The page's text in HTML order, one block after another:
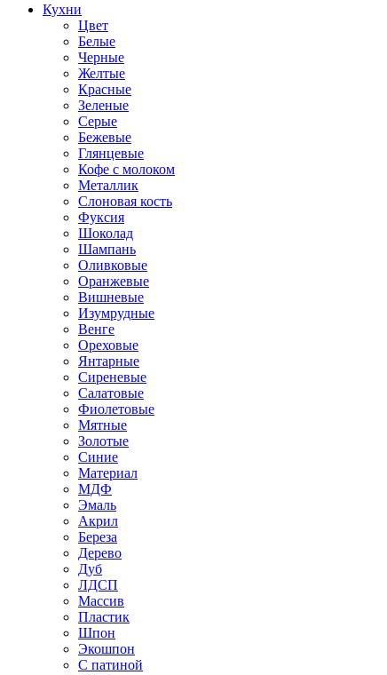
Кухни
Цвет
Белые
Черные
Желтые
Красные
Зеленые
Серые
Бежевые
Глянцевые
Кофе с молоком
Металлик
Слоновая кость
Фуксия
Шоколад
Шампань
Оливковые
Оранжевые
Вишневые
Изумрудные
Венге
Ореховые
Янтарные
Сиреневые
Салатовые
Фиолетовые
Мятные
Золотые
Синие
Материал
МДФ
Эмаль
Акрил
Береза
Дерево
Дуб
ЛДСП
Массив
Пластик
Шпон
Экошпон
С патиной